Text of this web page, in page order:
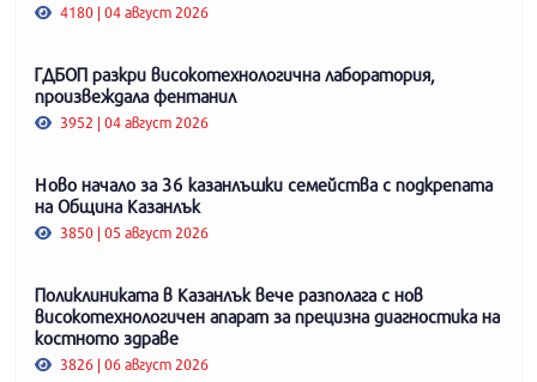
4180 | 04 август 2026
ГДБОП разкри високотехнологична лаборатория,
произвеждала фентанил
3952 | 04 август 2026
Ново начало за 36 казанлъшки семейства с подкрепата
на Община Казанлък
3850 | 05 август 2026
Поликлиниката в Казанлък вече разполага с нов
високотехнологичен апарат за прецизна диагностика на
костното здраве
3826 | 06 август 2026